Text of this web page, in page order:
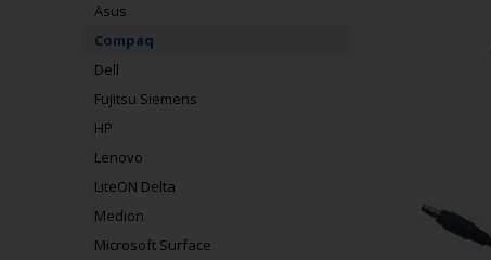
Asus
Compaq
Dell
Fujitsu Siemens
HP
Lenovo
LiteON Delta
Medion
Microsoft Surface